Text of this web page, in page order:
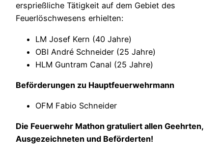
ersprießliche Tätigkeit auf dem Gebiet des
Feuerlöschwesens erhielten:
LM Josef Kern (40 Jahre)
OBI André Schneider (25 Jahre)
HLM Guntram Canal (25 Jahre)
Beförderungen zu Hauptfeuerwehrmann
OFM Fabio Schneider
Die Feuerwehr Mathon gratuliert allen Geehrten,
Ausgezeichneten und Beförderten!